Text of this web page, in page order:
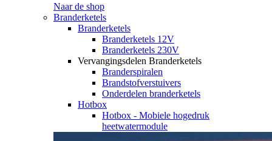
Naar de shop
Branderketels
Branderketels
Branderketels 12V
Branderketels 230V
Vervangingsdelen Branderketels
Branderspiralen
Brandstofverstuivers
Onderdelen branderketels
Hotbox
Hotbox - Mobiele hogedruk
heetwatermodule